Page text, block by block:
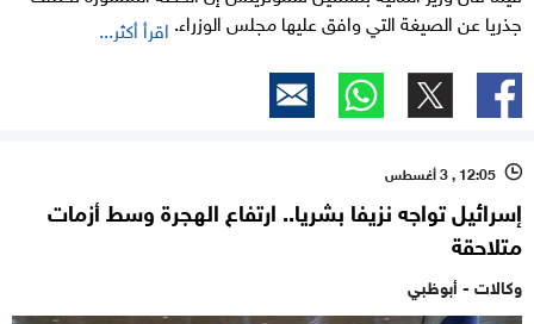
جذريا عن الصيغة التي وافق عليها مجلس الوزراء. اقرأ أكثر...
l 12:05 , 3 أغسطس
إسرائيل تواجه نزيفا بشريا.. ارتفاع الهجرة وسط أزمات
متلاحقة
وكالات - أبوظبي